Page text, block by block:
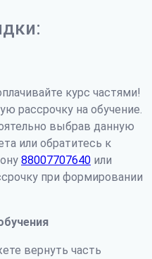
курс частями!
рассрочку на обучение.
выбрав данную
или обратитесь к
88007707640 или
при формировании
вернуть часть